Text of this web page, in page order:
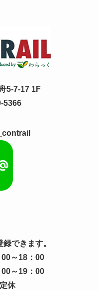
5-7-17 1F
5366
できます。
～18：00
19：00
休